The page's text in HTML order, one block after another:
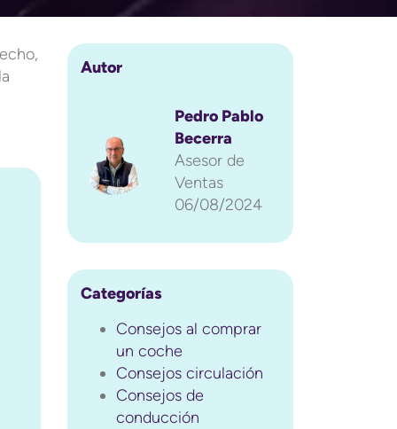
Autor
Pedro Pablo
Becerra
Asesor de
Ventas
06/08/2024
Categorías
Consejos al comprar
un coche
Consejos circulación
Consejos de
conducción